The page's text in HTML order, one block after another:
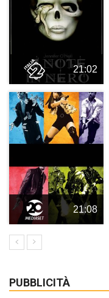
21:02
21:08
PUBBLICITÀ